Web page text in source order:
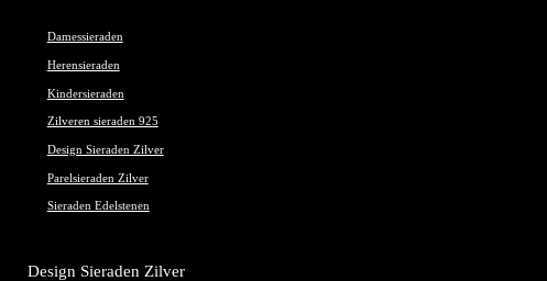
Damessieraden
Herensieraden
Kindersieraden
Zilveren sieraden 925
Design Sieraden Zilver
Parelsieraden Zilver
Sieraden Edelstenen
Design Sieraden Zilver